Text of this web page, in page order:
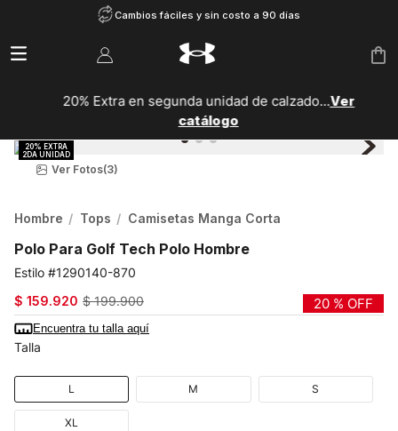
Cambios fáciles y sin costo a 90 días
20% Extra en segunda unidad de calzado...Ver
catálogo
Ver Fotos(3)
Hombre Tops Camisetas Manga Corta
Polo Para Golf Tech Polo Hombre
1290140-870
$ 159.920 $ 199.900 20 % OFF
Encuentra tu talla aquí
Talla
L M S
XL